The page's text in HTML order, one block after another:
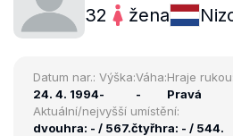
32 žena
Datum nar.:
24. 4. 1994
Výška:
-
Váha:
-
Hraje rukou:
Pravá
Aktuální/nejvyšší umístění:
dvouhra: - / 567.čtyřhra: - / 544.